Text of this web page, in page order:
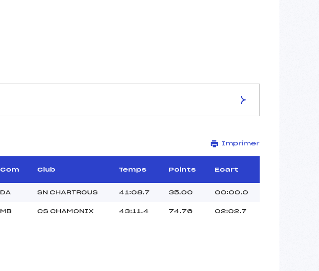
ARBER
Distance :
15 km
Point Haut :
Homologation :
Imprimer
Com Club Temps Points Ecart
DA SN CHARTROUS 41:08.7 35.00 00:00.0
MB CS CHAMONIX 43:11.4 74.76 02:02.7